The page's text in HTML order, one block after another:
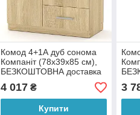
Комод 4+1А дуб сонома
Компаніт (78х39х85 см),
БЕЗКОШТОВНА доставка
в точку видачі Rozetka
4 017₴
Купити
на
3